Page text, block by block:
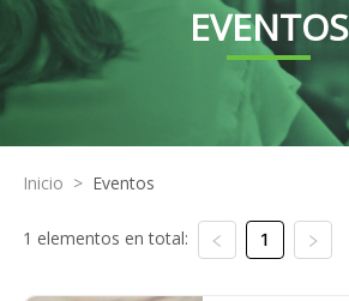
EVENTOS
Inicio > Eventos
1 elementos en total: 1